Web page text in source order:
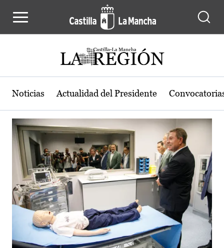
Actualidad de la región de Castilla-
Noticias Actualidad del Presidente